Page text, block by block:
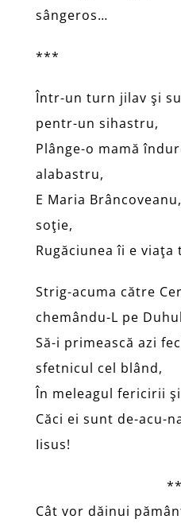
sângeros…
***
Într-un turn jilav şi
pentr-un sihastru,
Plânge-o mamă
alabastru,
E Maria
soţie,
Rugăciunea îi e
Strig-acuma către Cer
chemându-L pe
Să-i primească azi
sfetnicul cel blând,
În meleagul fericirii
Căci ei sunt de-acu-
Iisus!
Cât vor dăinui